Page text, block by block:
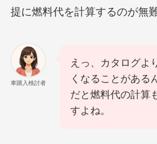
提に燃料代を計算するのが無難
車購入検討者
えっ、カタログよ
くなることがある
だと燃料代の計算
すよね。